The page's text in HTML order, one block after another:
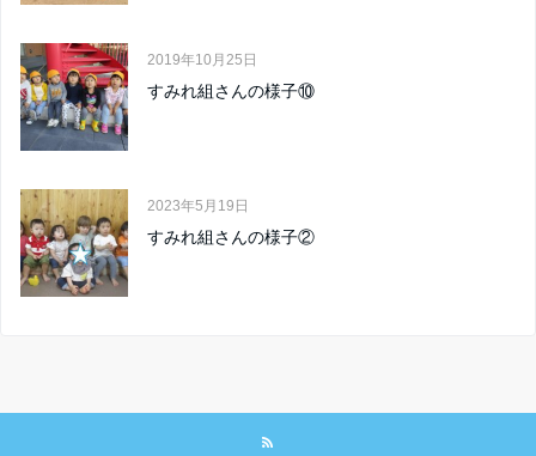
2019年10月25日
すみれ組さんの様子⑩
2023年5月19日
すみれ組さんの様子②